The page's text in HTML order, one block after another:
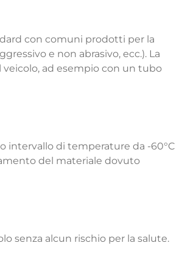
con comuni prodotti per la
e non abrasivo, ecc.). La
ad esempio con un tubo
intervallo di temperature da -60°C
del materiale dovuto
senza alcun rischio per la salute.